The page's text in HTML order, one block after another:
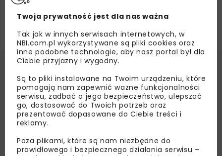
Twoja prywatność jest dla nas ważna
Tak jak w innych serwisach internetowych, w
NBI.com.pl wykorzystywane są pliki cookies oraz
inne podobne technologie, aby nasz portal był dla
Ciebie przyjazny i wygodny.
Są to pliki instalowane na Twoim urządzeniu, które
pomagają nam zapewnić ważne funkcjonalności
serwisu, zadbać o jego bezpieczeństwo, ulepszać
go, dostosować do Twoich potrzeb oraz
prezentować dopasowane do Ciebie treści i
reklamy.
Poza plikami, które są nam niezbędne do
prawidłowego i bezpiecznego działania serwisu –